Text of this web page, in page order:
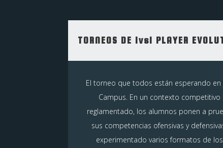
TORNEOS DE 1vs1 PLAYER
El torneo que todos están esperando en
Campus. En un contexto competitivo
reglamentado, los alumnos ponen a
sus competencias ofensivas y
experimentado varios formatos de los